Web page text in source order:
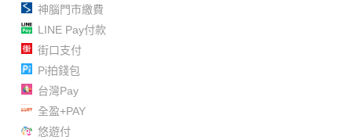
神腦門市繳費
LINE Pay付款
街口支付
Pi拍錢包
台灣Pay
全盈+PAY
悠遊付